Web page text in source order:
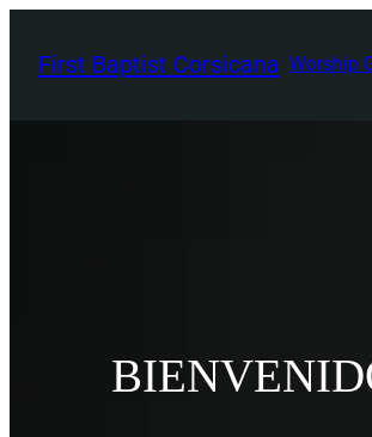
content
First Baptist Corsicana Worship